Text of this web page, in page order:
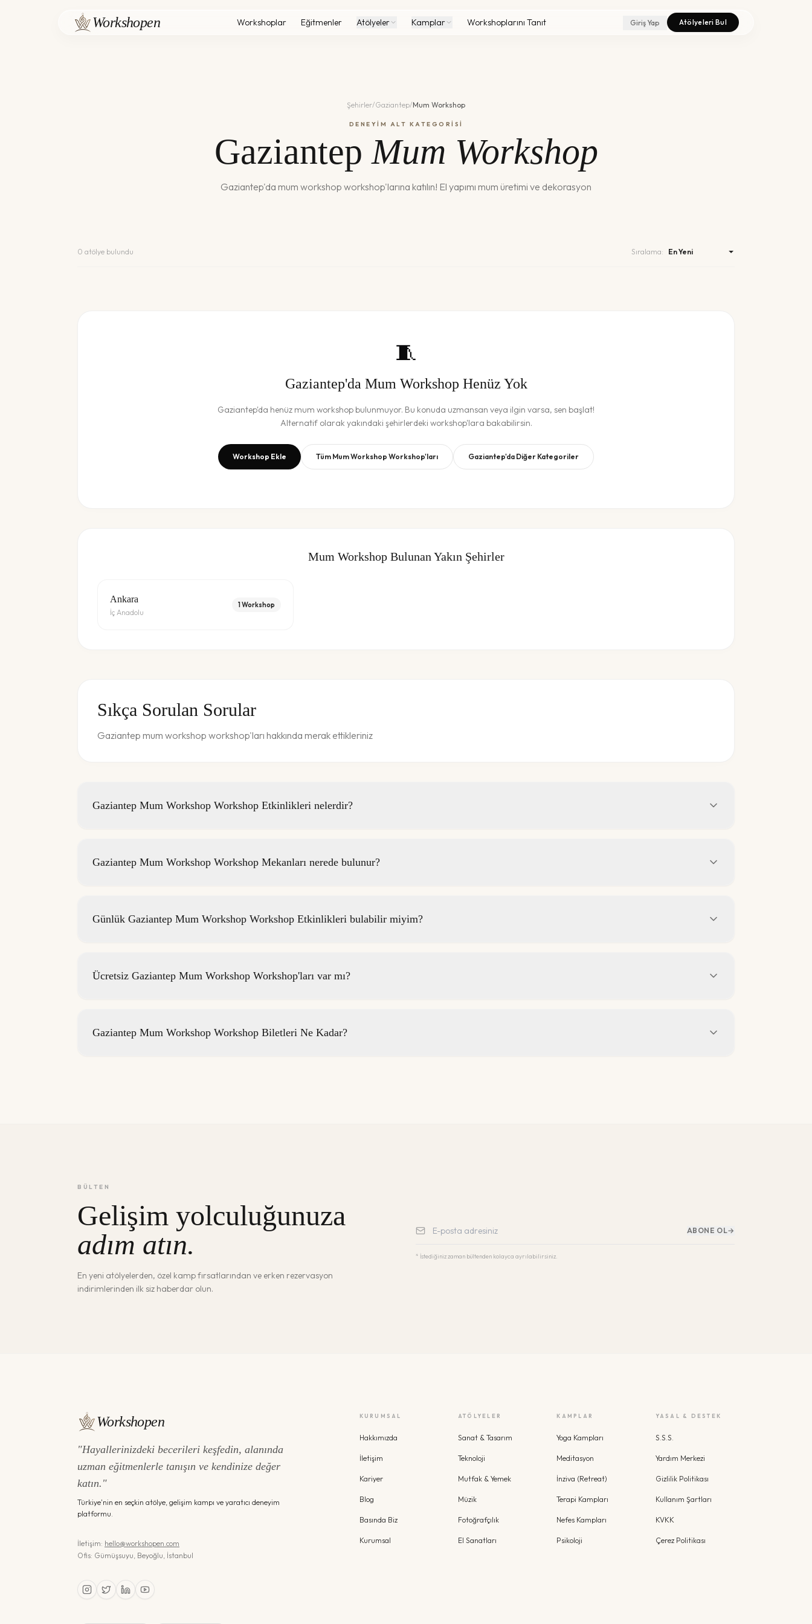
Workshopen Workshoplar Eğitmenler Atölyeler Kamplar Workshoplarını Tanıt Giriş Yap Atölyeleri Bul
Şehirler/Gaziantep/Mum Workshop
DENEYİM ALT KATEGORİSİ
Gaziantep Mum Workshop
Gaziantep'da mum workshop workshop'larına katılın! El yapımı mum üretimi ve dekorasyon
0 atölye bulundu Sıralama:
🧵
Gaziantep'da Mum Workshop Henüz Yok
Gaziantep'da henüz mum workshopbulunmuyor. Bu konuda uzmansan veya ilgin varsa, sen başlat!
Alternatif olarak yakındaki şehirlerdeki workshop'lara bakabilirsin.
Workshop Ekle Tüm Mum Workshop Workshop'ları Gaziantep'da Diğer Kategoriler
Mum WorkshopBulunan Yakın Şehirler
Ankara
İç Anadolu
1 Workshop
Sıkça Sorulan Sorular
Gaziantep mum workshop workshop'ları hakkında merak ettikleriniz
Gaziantep Mum Workshop Workshop Etkinlikleri nelerdir?
Gaziantep Mum Workshop Workshop Mekanları nerede bulunur?
Günlük Gaziantep Mum Workshop Workshop Etkinlikleri bulabilir miyim?
Ücretsiz Gaziantep Mum Workshop Workshop'ları var mı?
Gaziantep Mum Workshop Workshop Biletleri Ne Kadar?
BÜLTEN
Gelişim yolculuğunuza
adım atın.
En yeni atölyelerden, özel kamp fırsatlarından ve erken rezervasyon
indirimlerinden ilk siz haberdar olun.
ABONE OL→
* İstediğiniz zaman bültenden kolayca ayrılabilirsiniz.
Workshopen
"Hayallerinizdeki becerileri keşfedin, alanında
uzman eğitmenlerle tanışın ve kendinize değer
katın."
Türkiye'nin en seçkin atölye, gelişim kampı ve yaratıcı deneyim
platformu.
İletişim: hello@workshopen.com
Ofis: Gümüşsuyu, Beyoğlu, İstanbul
KURUMSAL
Hakkımızda
İletişim
Kariyer
Blog
Basında Biz
Kurumsal
ATÖLYELER
Sanat & Tasarım
Teknoloji
Mutfak & Yemek
Müzik
Fotoğrafçılık
El Sanatları
KAMPLAR
Yoga Kampları
Meditasyon
İnziva (Retreat)
Terapi Kampları
Nefes Kampları
Psikoloji
YASAL & DESTEK
S.S.S.
Yardım Merkezi
Gizlilik Politikası
Kullanım Şartları
KVKK
Çerez Politikası